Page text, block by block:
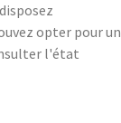
opter pour un
l'état